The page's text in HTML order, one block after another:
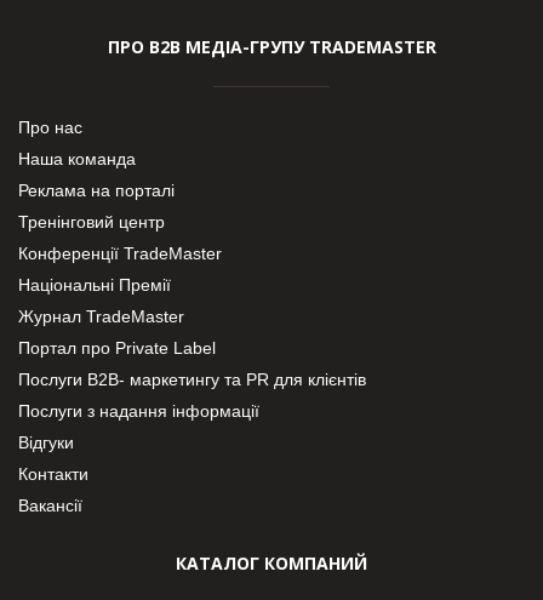
ПРО В2В МЕДІА-ГРУПУ TRADEMASTER
Про нас
Наша команда
Реклама на порталі
Тренінговий центр
Конференції TradeMaster
Національні Премії
Журнал TradeMaster
Портал про Private Label
Послуги В2В- маркетингу та PR для клієнтів
Послуги з надання інформації
Відгуки
Контакти
Вакансії
КАТАЛОГ КОМПАНИЙ